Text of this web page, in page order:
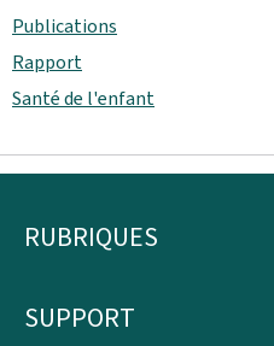
Publications
Rapport
Santé de l'enfant
Pied
page
RUBRIQUES
SUPPORT